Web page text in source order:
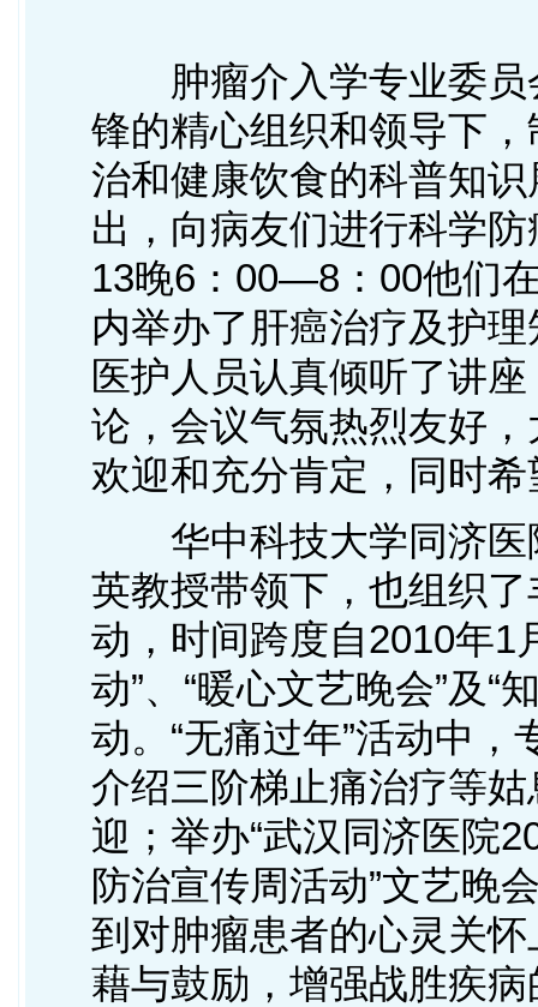
肿瘤介入学专业委员
锋的精心组织和领导下，
治和健康饮食的科普知
出，向病友们进行科学
13晚6：00—8：00他们
内举办了肝癌治疗及护
医护人员认真倾听了讲
论，会议气氛热烈友好
欢迎和充分肯定，同时
华中科技大学同济医
英教授带领下，也组织
动，时间跨度自2010年1
动”、“暖心文艺晚会”及“
动。“无痛过年”活动中
介绍三阶梯止痛治疗等
迎；举办“武汉同济医院
防治宣传周活动”文艺晚
到对肿瘤患者的心灵关
藉与鼓励，增强战胜疾